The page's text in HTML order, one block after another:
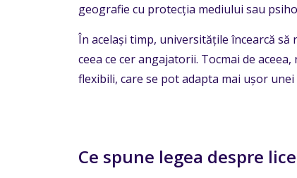
geografie cu protecția mediului sau
În același timp, universitățile încearcă
ceea ce cer angajatorii. Tocmai de
flexibili, care se pot adapta mai ușor
Ce spune legea despre